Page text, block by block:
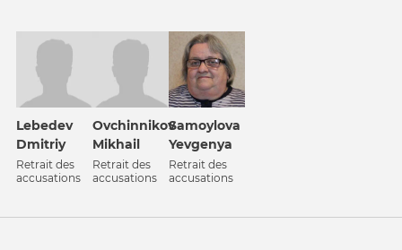
Lebedev
Dmitriy
Retrait des
accusations
Ovchinnikov
Mikhail
Retrait des
accusations
Samoylova
Yevgenya
Retrait des
accusations